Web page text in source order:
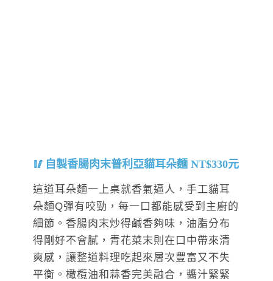
自製香腸肉末普利亞貓耳朵麵 NT$330元
這道耳朵麵一上桌就香氣逼人，手工貓耳
朵麵Q彈有咬勁，每一口都能感受到主廚的
細節。香腸肉末炒得鹹香夠味，油脂分布
得剛好不會膩，青花菜末則在口中帶來清
爽感，讓整道料理吃起來層次豐富又不失
平衡。橄欖油和蒜香完美融合，醬汁緊緊